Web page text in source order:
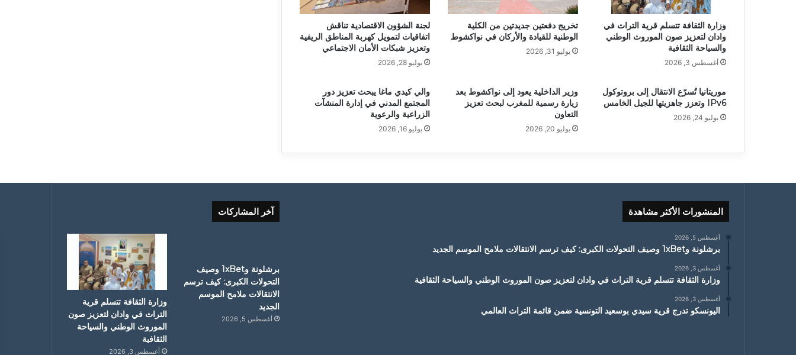
وزارة الثقافة تتسلم قرية التراث في
وادان لتعزيز صون الموروث الوطني
والسياحة الثقافية
أغسطس 3, 2026
تخريج دفعتين جديدتين من الكلية
الوطنية للقيادة والأركان في نواكشوط
يوليو 31, 2026
لجنة الشؤون الاقتصادية تناقش
اتفاقيات لتمويل كهربة المناطق الريفية
وتعزيز شبكات الأمان الاجتماعي
يوليو 28, 2026
موريتانيا تُسرّع الانتقال إلى بروتوكول
IPv6 وتعزز جاهزيتها للجيل الخامس
يوليو 24, 2026
وزير الداخلية يعود إلى نواكشوط بعد
زيارة رسمية للمغرب لبحث تعزيز
التعاون
يوليو 20, 2026
والي كيدي ماغا يبحث تعزيز دور
المجتمع المدني في إدارة المنشآت
الزراعية والرعوية
يوليو 16, 2026
المنشورات الأكثر مشاهدة
أغسطس 5, 2026
برشلونة و1xBet وصيف التحولات الكبرى: كيف ترسم الانتقالات ملامح الموسم الجديد
أغسطس 3, 2026
وزارة الثقافة تتسلم قرية التراث في وادان لتعزيز صون الموروث الوطني والسياحة الثقافية
أغسطس 3, 2026
اليونسكو تدرج قرية سيدي بوسعيد التونسية ضمن قائمة التراث العالمي
آخر المشاركات
برشلونة و1xBet وصيف
التحولات الكبرى: كيف ترسم
الانتقالات ملامح الموسم
الجديد
أغسطس 5, 2026
وزارة الثقافة تتسلم قرية
التراث في وادان لتعزيز صون
الموروث الوطني والسياحة
الثقافية
أغسطس 3, 2026